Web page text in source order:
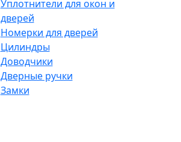
Уплотнители для окон и
дверей
Номерки для дверей
Цилиндры
Доводчики
Дверные ручки
Замки